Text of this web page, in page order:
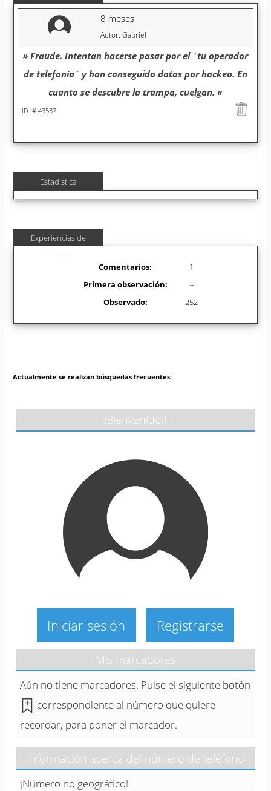
Autor: Gabriel
8 meses
ID: # 43537
» Fraude. Intentan hacerse pasar por el ´tu operador
de telefonía´ y han conseguido datos por hackeo. En
cuanto se descubre la trampa, cuelgan. «
Estadística
Experiencias de
Comentarios:
1
Primera observación:
--
Observado:
252
Actualmente se realizan búsquedas frecuentes:
¡Bienvenido!!
Iniciar sesión Registrarse
Mis marcadores
Aún no tiene marcadores. Pulse el siguiente botón
correspondiente al número que quiere
recordar, para poner el marcador.
Información acerca del número de teléfono
¡Número no geográfico!